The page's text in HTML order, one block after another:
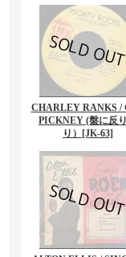
CHARLEY RANKS /
PICKNEY (盤に反
り）
[JK-63]